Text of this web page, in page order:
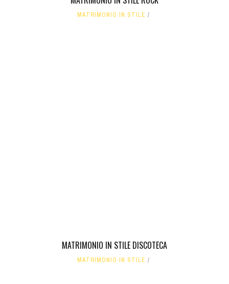
MATRIMONIO IN STILE
MATRIMONIO IN STILE DISCOTECA
MATRIMONIO IN STILE